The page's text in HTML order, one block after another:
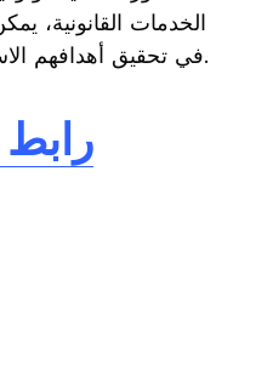
الخدمات القانونية،
في تحقيق أهدافهم الاستثمارية وتحقيق الربح المرجو.
رابط